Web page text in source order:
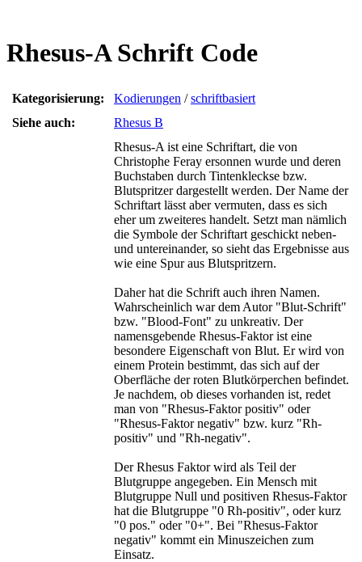
Rhesus-A Schrift Code
Kategorisierung: Kodierungen /schriftbasiert
Siehe auch:
Rhesus B
Rhesus-A ist eine Schriftart, die von
Christophe Feray ersonnen wurde und deren
Buchstaben durch Tintenkleckse bzw.
Blutspritzer dargestellt werden. Der Name der
Schriftart lässt aber vermuten, dass es sich
eher um zweiteres handelt. Setzt man nämlich
die Symbole der Schriftart geschickt neben-
und untereinander, so sieht das Ergebnisse aus
wie eine Spur aus Blutspritzern.
Daher hat die Schrift auch ihren Namen.
Wahrscheinlich war dem Autor "Blut-Schrift"
bzw. "Blood-Font" zu unkreativ. Der
namensgebende Rhesus-Faktor ist eine
besondere Eigenschaft von Blut. Er wird von
einem Protein bestimmt, das sich auf der
Oberfläche der roten Blutkörperchen befindet.
Je nachdem, ob dieses vorhanden ist, redet
man von "Rhesus-Faktor positiv" oder
"Rhesus-Faktor negativ" bzw. kurz "Rh-
positiv" und "Rh-negativ".
Der Rhesus Faktor wird als Teil der
Blutgruppe angegeben. Ein Mensch mit
Blutgruppe Null und positiven Rhesus-Faktor
hat die Blutgruppe "0 Rh-positiv", oder kurz
"0 pos." oder "0+". Bei "Rhesus-Faktor
negativ" kommt ein Minuszeichen zum
Einsatz.